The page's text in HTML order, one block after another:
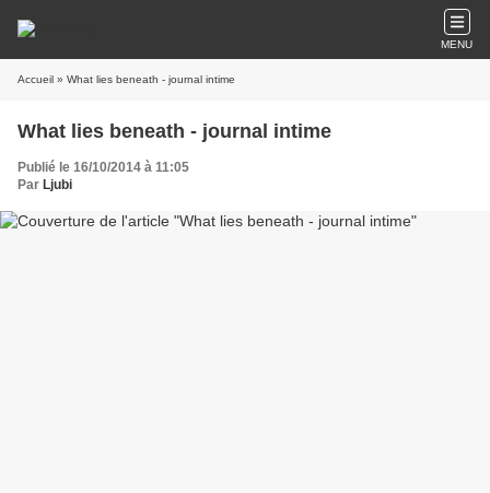
MENU
Accueil » What lies beneath - journal intime
What lies beneath - journal intime
Publié le 16/10/2014 à 11:05
Par Ljubi